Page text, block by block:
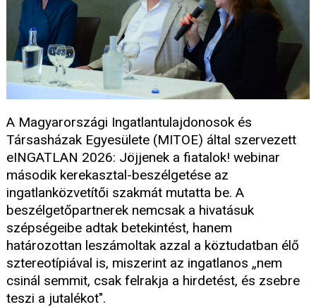
A Magyarországi Ingatlantulajdonosok és
Társasházak Egyesülete (MITOE) által szervezett
eINGATLAN 2026: Jöjjenek a fiatalok! webinar
második kerekasztal-beszélgetése az
ingatlanközvetítői szakmát mutatta be. A
beszélgetőpartnerek nemcsak a hivatásuk
szépségeibe adtak betekintést, hanem
határozottan leszámoltak azzal a köztudatban élő
sztereotípiával is, miszerint az ingatlanos „nem
csinál semmit, csak felrakja a hirdetést, és zsebre
teszi a jutalékot".